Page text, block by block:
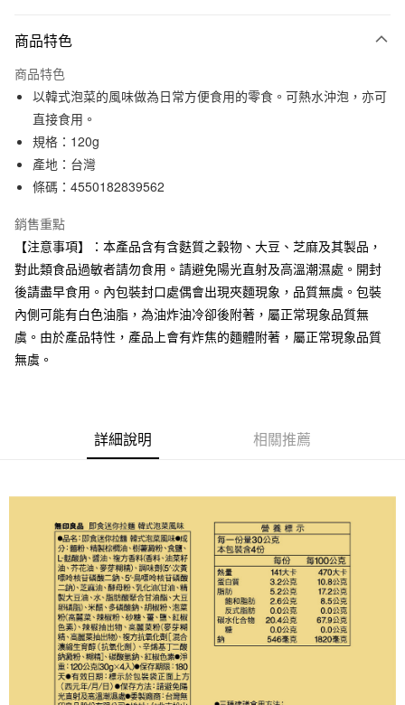
信用卡一次付款
信用卡分期付款
3 期 0 利率 每期
合作金庫商業銀行
華南商業銀行
上海商業儲蓄銀行
臺灣中小企業銀行
匯豐（台灣）商業銀行
華泰商業銀行
聯邦商業銀行
遠東國際商業銀行
元大商業銀行
永豐商業銀行
玉山商業銀行
星展（台灣）商業銀行
台新國際商業銀行
中國信託商業銀行
台灣樂天信用卡公司
超商取貨付款
LINE Pay
Apple Pay
街口支付
悠遊付
運送方式
全家取貨付款
每筆NT$65，滿NT$1,000(含以上)免運費
每筆NT$65，滿NT$1,000(含以上)免運費
付款後7-11取貨
每筆NT$65，滿NT$1,000(含以上)免運費
每筆NT$150，滿NT$2,000(含以上)免運費
無印良品門市自取
商品特色
商品特色
以韓式泡菜的風味做為日常方便食用的零食。可熱水沖泡，亦可
直接食用。
規格：120g
產地：台灣
條碼：4550182839562
銷售重點
【注意事項】：本產品含有含麩質之穀物、大豆、芝麻及其製品，
對此類食品過敏者請勿食用。請避免陽光直射及高溫潮濕處。開封
後請盡早食用。內包裝封口處偶會出現夾麵現象，品質無虞。包裝
內側可能有白色油脂，為油炸油冷卻後附著，屬正常現象品質無
虞。由於產品特性，產品上會有炸焦的麵體附著，屬正常現象品質
無虞。
詳細說明 相關推薦